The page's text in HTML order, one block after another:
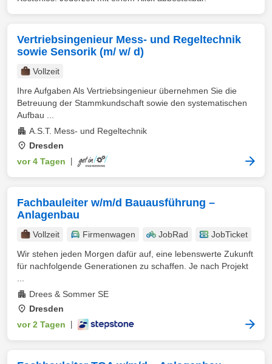
Vertriebsingenieur Mess- und Regeltechnik
sowie Sensorik (m/ w/ d)
Vollzeit
Ihre Aufgaben Als Vertriebsingenieur übernehmen Sie die
Betreuung der Stammkundschaft sowie den systematischen
Aufbau ...
A.S.T. Mess- und Regeltechnik
Dresden
vor 4 Tagen
Fachbauleiter w/m/d Bauausführung –
Anlagenbau
Vollzeit Firmenwagen JobRad
JobTicket
Wir stehen jeden Morgen dafür auf, eine lebenswerte Zukunft
für nachfolgende Generationen zu schaffen. Je nach Projekt
Drees & Sommer SE
Dresden
vor 2 Tagen